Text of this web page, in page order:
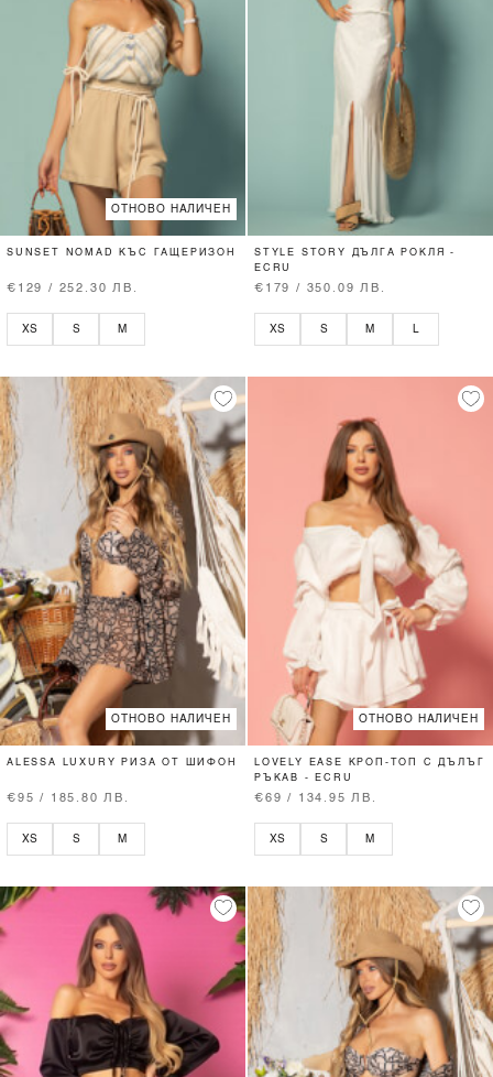
ОТНОВО НАЛИЧЕН
SUNSET NOMAD КЪС ГАЩЕРИЗОН
€129 / 252.30 ЛВ.
XS S M
STYLE STORY ДЪЛГА РОКЛЯ -
ECRU
€179 / 350.09 ЛВ.
XS S M L
ОТНОВО НАЛИЧЕН
ALESSA LUXURY РИЗА ОТ ШИФОН
€95 / 185.80 ЛВ.
XS S M
ОТНОВО НАЛИЧЕН
LOVELY EASE КРОП-ТОП С ДЪЛЪГ
РЪКАВ - ECRU
€69 / 134.95 ЛВ.
XS S M